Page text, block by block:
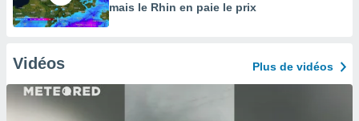
mais le Rhin en paie le prix
Vidéos Plus de vidéos